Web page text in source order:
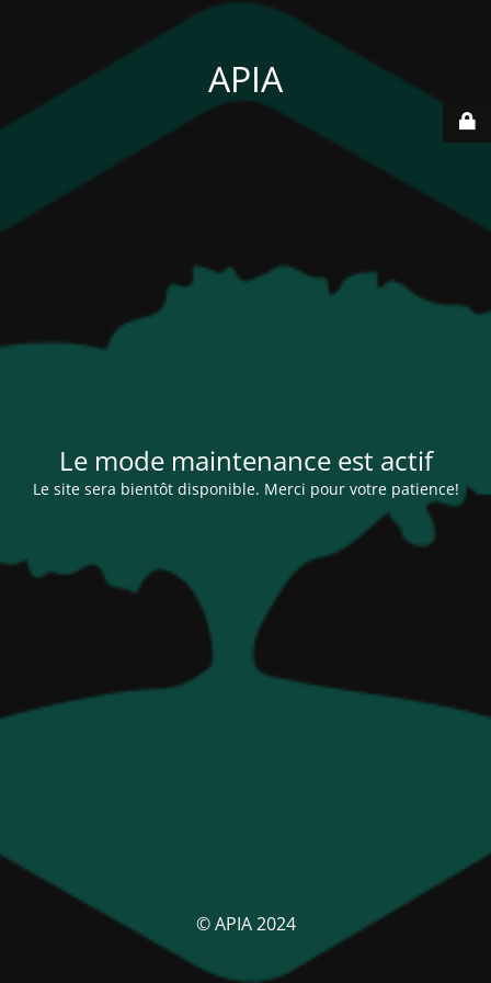
APIA
Le mode maintenance est actif
Le site sera bientôt disponible. Merci pour votre patience!
© APIA 2024